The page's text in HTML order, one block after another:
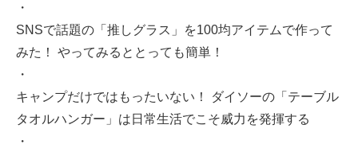
・
SNSで話題の「推しグラス」を100均アイテムで作って
みた！ やってみるととっても簡単！
・
キャンプだけではもったいない！ ダイソーの「テーブル
タオルハンガー」は日常生活でこそ威力を発揮する
・